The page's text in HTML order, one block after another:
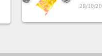
28/10/